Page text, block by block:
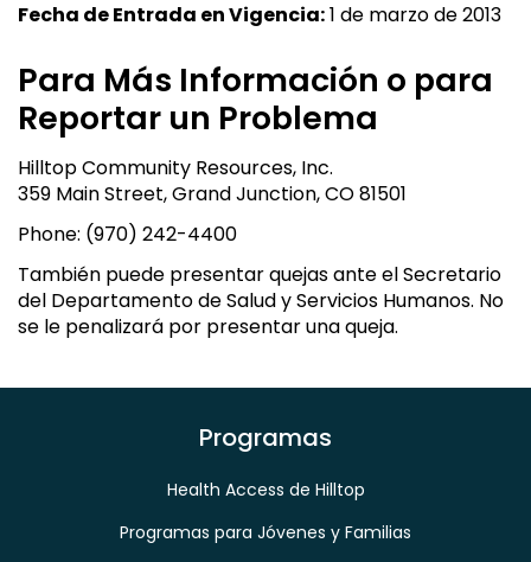
Fecha de Entrada en Vigencia:1 de marzo de 2013
Para Más Información o para
Reportar un Problema
Hilltop Community Resources, Inc.
359 Main Street, Grand Junction, CO 81501
Phone: (970) 242-4400
También puede presentar quejas ante el Secretario
del Departamento de Salud y Servicios Humanos. No
se le penalizará por presentar una queja.
Programas
Health Access de Hilltop
Programas para Jóvenes y Familias